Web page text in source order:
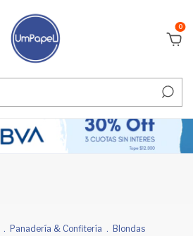
0
. Panadería & Confitería . Blondas